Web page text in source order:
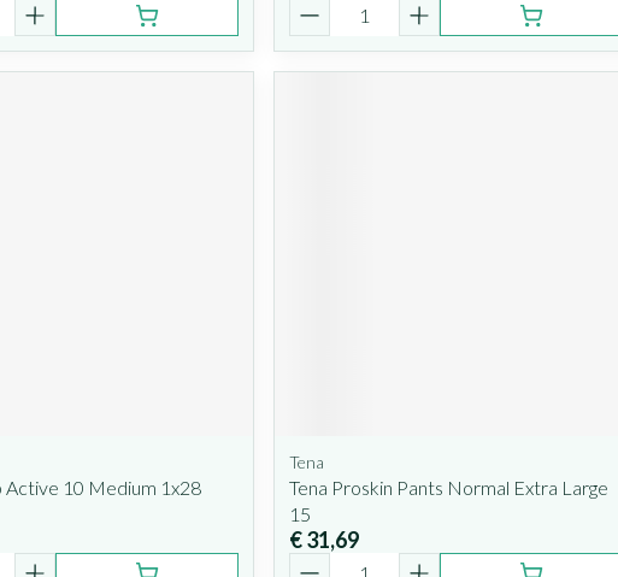
Active 10 Medium 1x28
Tena
Tena Proskin Pants Normal Extra Large
15
€ 31,69